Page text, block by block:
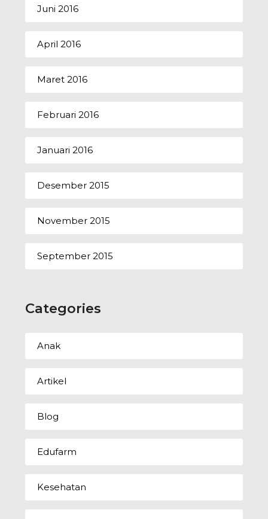
Juni 2016
April 2016
Maret 2016
Februari 2016
Januari 2016
Desember 2015
November 2015
September 2015
Categories
Anak
Artikel
Blog
Edufarm
Kesehatan